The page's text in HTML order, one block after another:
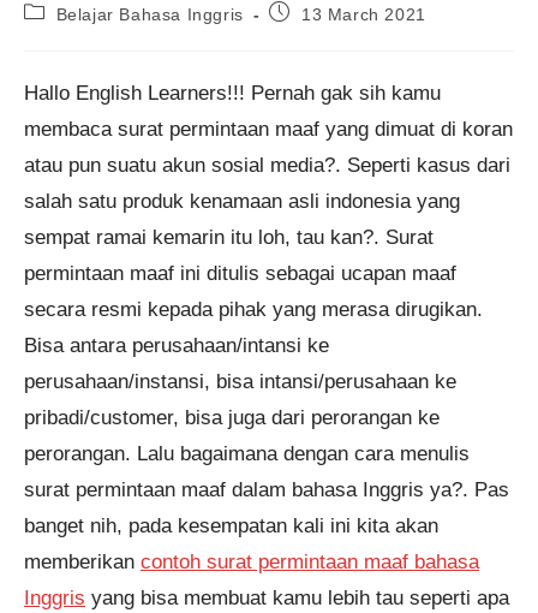
PostBelajar Bahasa Inggris
Post13 March 2021
Hallo English Learners!!! Pernah gak sih kamu
membaca surat permintaan maaf yang dimuat di koran
atau pun suatu akun sosial media?. Seperti kasus dari
salah satu produk kenamaan asli indonesia yang
sempat ramai kemarin itu loh, tau kan?. Surat
permintaan maaf ini ditulis sebagai ucapan maaf
secara resmi kepada pihak yang merasa dirugikan.
Bisa antara perusahaan/intansi ke
perusahaan/instansi, bisa intansi/perusahaan ke
pribadi/customer, bisa juga dari perorangan ke
perorangan. Lalu bagaimana dengan cara menulis
surat permintaan maaf dalam bahasa Inggris ya?. Pas
banget nih, pada kesempatan kali ini kita akan
memberikan contoh surat permintaan maaf bahasa
Inggris yang bisa membuat kamu lebih tau seperti apa
M. Satria Wiryagama dari Depok
melakukan pendaftaran program
English Master 4 Bulan 9 jam